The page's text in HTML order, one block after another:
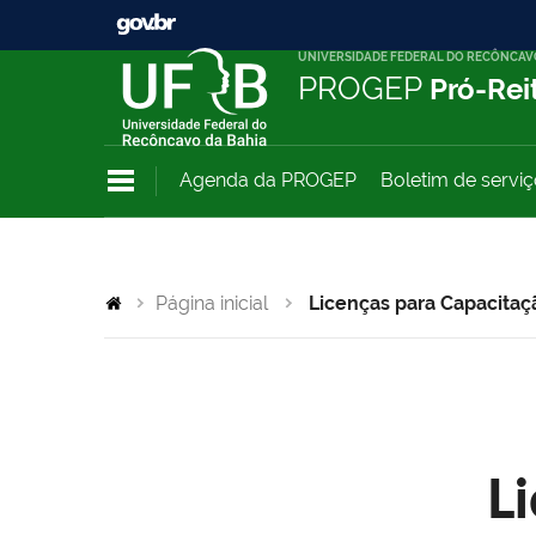
UNIVERSIDADE FEDERAL DO
PROGEP Pró-
Agenda da PROGEP Boletim de
Página inicial Licenças para